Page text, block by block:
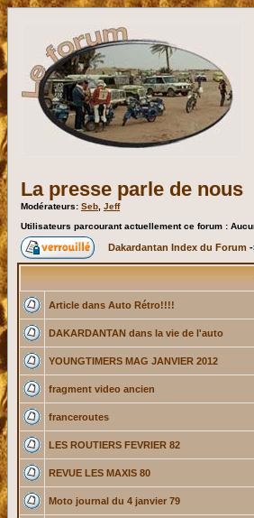
La presse parle de nous
Modérateurs: Seb Jeff
Utilisateurs parcourant actuellement ce forum :
Dakardantan Index du Forum
Article dans Auto Rétro!!!!
DAKARDANTAN dans la vie de l'auto
YOUNGTIMERS MAG JANVIER 2012
fragment video ancien
franceroutes
LES ROUTIERS FEVRIER 82
REVUE LES MAXIS 80
Moto journal du 4 janvier 79